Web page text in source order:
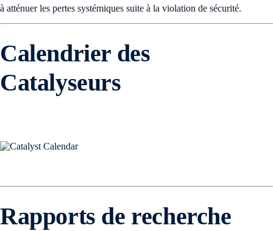
à atténuer les pertes systémiques suite à la violation de sécurité.
Calendrier des
Catalyseurs
Rapports de recherche